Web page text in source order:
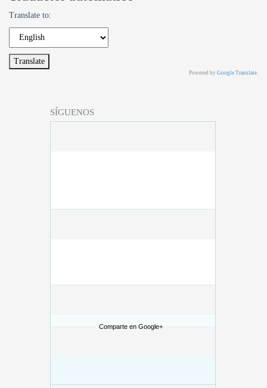
Translate to:
Powered by Google Translate.
SÍGUENOS
Comparte en Google+